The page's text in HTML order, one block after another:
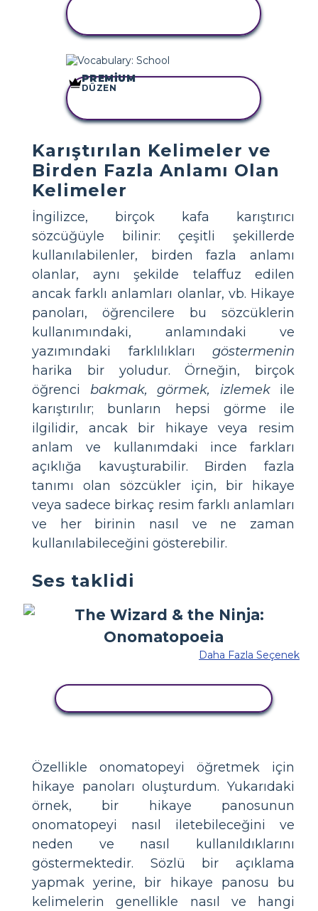
BU STORYBOARD'U
PREMIUM
DÜZEN
Karıştırılan Kelimeler ve
Birden Fazla Anlamı Olan
Kelimeler
İngilizce, birçok kafa karıştırıcı
sözcüğüyle bilinir: çeşitli şekillerde
kullanılabilenler, birden fazla anlamı
olanlar, aynı şekilde telaffuz edilen
ancak farklı anlamları olanlar, vb. Hikaye
panoları, öğrencilere bu sözcüklerin
kullanımındaki, anlamındaki ve
yazımındaki farklılıkları göstermenin
harika bir yoludur. Örneğin, birçok
öğrenci bakmak, görmek, izlemekile
karıştırılır; bunların hepsi görme ile
ilgilidir, ancak bir hikaye veya resim
anlam ve kullanımdaki ince farkları
açıklığa kavuşturabilir. Birden fazla
tanımı olan sözcükler için, bir hikaye
veya sadece birkaç resim farklı anlamları
ve her birinin nasıl ve ne zaman
kullanılabileceğini gösterebilir.
Ses taklidi
Daha Fazla Seçenek
Özellikle onomatopeyi öğretmek için
hikaye panoları oluşturdum. Yukarıdaki
örnek, bir hikaye panosunun
onomatopeyi nasıl iletebileceğini ve
neden ve nasıl kullanıldıklarını
göstermektedir. Sözlü bir açıklama
yapmak yerine, bir hikaye panosu bu
kelimelerin genellikle nasıl ve hangi